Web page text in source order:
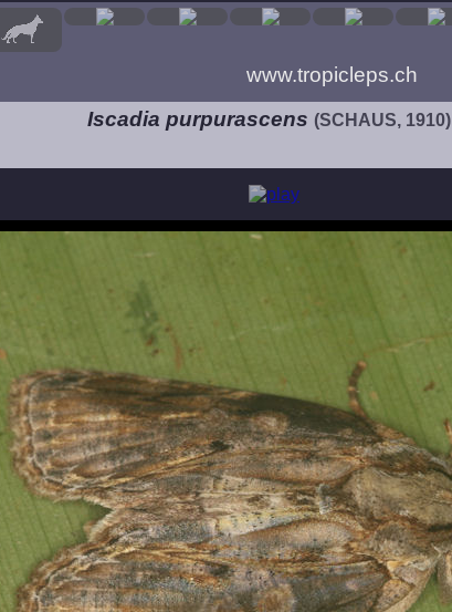
www.tropicleps.ch
Iscadia purpurascens (SCHAUS, 1910)